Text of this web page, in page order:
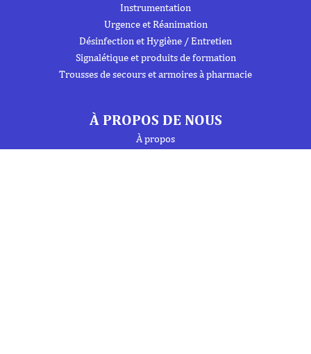
Instrumentation
Urgence et Réanimation
Désinfection et Hygiène / Entretien
Signalétique et produits de formation
Trousses de secours et armoires à pharmacie
À PROPOS DE NOUS
À propos